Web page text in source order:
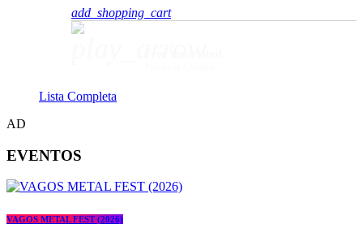
add_shopping_cart
Lista Completa
AD
EVENTOS
VAGOS METAL FEST (2026)